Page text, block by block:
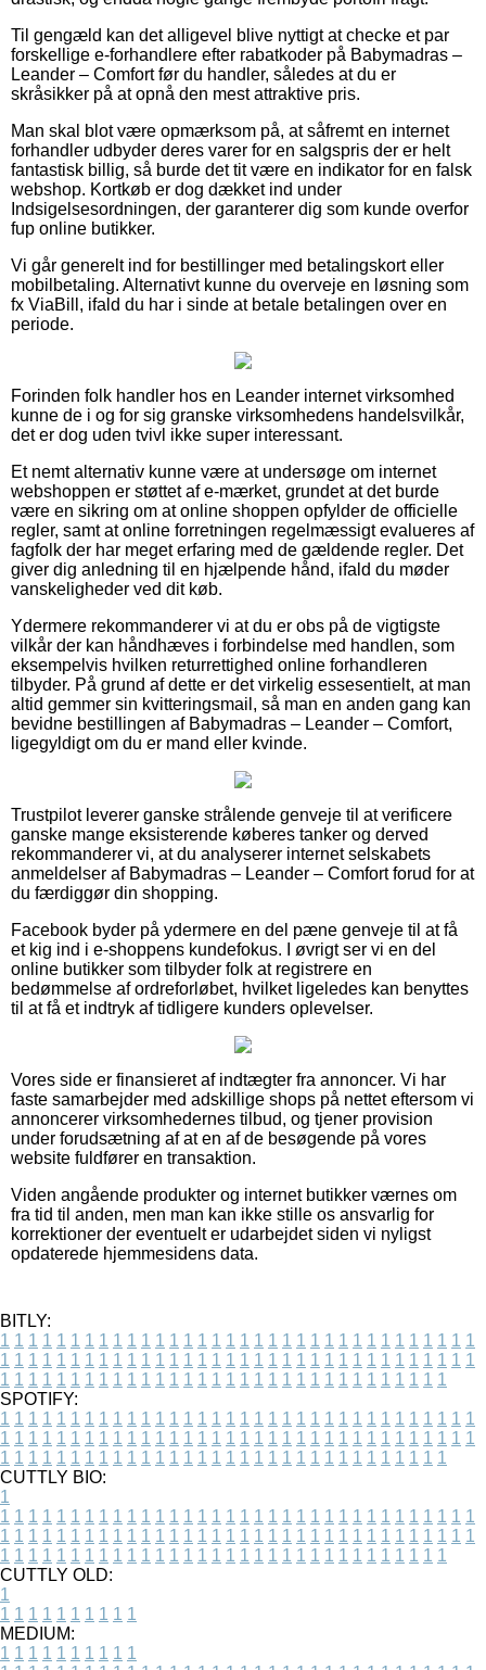
Til gengæld kan det alligevel blive nyttigt at checke et par
forskellige e-forhandlere efter rabatkoder på Babymadras –
Leander – Comfort før du handler, således at du er
skråsikker på at opnå den mest attraktive pris.
Man skal blot være opmærksom på, at såfremt en internet
forhandler udbyder deres varer for en salgspris der er helt
fantastisk billig, så burde det tit være en indikator for en falsk
webshop. Kortkøb er dog dækket ind under
Indsigelsesordningen, der garanterer dig som kunde overfor
fup online butikker.
Vi går generelt ind for bestillinger med betalingskort eller
mobilbetaling. Alternativt kunne du overveje en løsning som
fx ViaBill, ifald du har i sinde at betale betalingen over en
periode.
Forinden folk handler hos en Leander internet virksomhed
kunne de i og for sig granske virksomhedens handelsvilkår,
det er dog uden tvivl ikke super interessant.
Et nemt alternativ kunne være at undersøge om internet
webshoppen er støttet af e-mærket, grundet at det burde
være en sikring om at online shoppen opfylder de officielle
regler, samt at online forretningen regelmæssigt evalueres af
fagfolk der har meget erfaring med de gældende regler. Det
giver dig anledning til en hjælpende hånd, ifald du møder
vanskeligheder ved dit køb.
Ydermere rekommanderer vi at du er obs på de vigtigste
vilkår der kan håndhæves i forbindelse med handlen, som
eksempelvis hvilken returrettighed online forhandleren
tilbyder. På grund af dette er det virkelig essesentielt, at man
altid gemmer sin kvitteringsmail, så man en anden gang kan
bevidne bestillingen af Babymadras – Leander – Comfort,
ligegyldigt om du er mand eller kvinde.
Trustpilot leverer ganske strålende genveje til at verificere
ganske mange eksisterende køberes tanker og derved
rekommanderer vi, at du analyserer internet selskabets
anmeldelser af Babymadras – Leander – Comfort forud for at
du færdiggør din shopping.
Facebook byder på ydermere en del pæne genveje til at få
et kig ind i e-shoppens kundefokus. I øvrigt ser vi en del
online butikker som tilbyder folk at registrere en
bedømmelse af ordreforløbet, hvilket ligeledes kan benyttes
til at få et indtryk af tidligere kunders oplevelser.
Vores side er finansieret af indtægter fra annoncer. Vi har
faste samarbejder med adskillige shops på nettet eftersom vi
annoncerer virksomhedernes tilbud, og tjener provision
under forudsætning af at en af de besøgende på vores
website fuldfører en transaktion.
Viden angående produkter og internet butikker værnes om
fra tid til anden, men man kan ikke stille os ansvarlig for
korrektioner der eventuelt er udarbejdet siden vi nyligst
opdaterede hjemmesidens data.
BITLY:
1 1 1 1 1 1 1 1 1 1 1 1 1 1 1 1 1 1 1 1 1 1 1 1 1 1 1 1 1 1 1 1 1 1
1 1 1 1 1 1 1 1 1 1 1 1 1 1 1 1 1 1 1 1 1 1 1 1 1 1 1 1 1 1 1 1 1 1
1 1 1 1 1 1 1 1 1 1 1 1 1 1 1 1 1 1 1 1 1 1 1 1 1 1 1 1 1 1 1 1
SPOTIFY:
1 1 1 1 1 1 1 1 1 1 1 1 1 1 1 1 1 1 1 1 1 1 1 1 1 1 1 1 1 1 1 1 1 1
1 1 1 1 1 1 1 1 1 1 1 1 1 1 1 1 1 1 1 1 1 1 1 1 1 1 1 1 1 1 1 1 1 1
1 1 1 1 1 1 1 1 1 1 1 1 1 1 1 1 1 1 1 1 1 1 1 1 1 1 1 1 1 1 1 1
CUTTLY BIO:
1
1 1 1 1 1 1 1 1 1 1 1 1 1 1 1 1 1 1 1 1 1 1 1 1 1 1 1 1 1 1 1 1 1 1
1 1 1 1 1 1 1 1 1 1 1 1 1 1 1 1 1 1 1 1 1 1 1 1 1 1 1 1 1 1 1 1 1 1
1 1 1 1 1 1 1 1 1 1 1 1 1 1 1 1 1 1 1 1 1 1 1 1 1 1 1 1 1 1 1 1
CUTTLY OLD:
1
1 1 1 1 1 1 1 1 1 1
MEDIUM:
1 1 1 1 1 1 1 1 1 1